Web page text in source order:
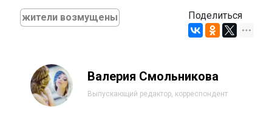
жители возмущены Поделиться
Валерия Смольникова
Выпускающий редактор, корреспондент